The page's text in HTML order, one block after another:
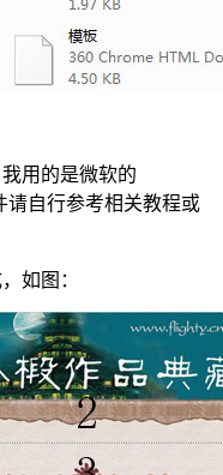
用的是微软的
请自行参考相关教程或
如图：